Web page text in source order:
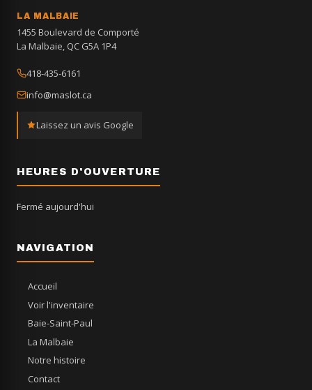
LA MALBAIE
1455 Boulevard de Comporté
La Malbaie, QC G5A 1P4
418-435-6161
info@maslot.ca
Laissez un avis Google
HEURES D'OUVERTURE
Fermé aujourd'hui
NAVIGATION
Accueil
Voir l'inventaire
Baie-Saint-Paul
La Malbaie
Notre histoire
Contact